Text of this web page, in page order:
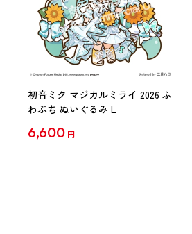
初音ミク マジカルミライ 2026 ふ
わぷち ぬいぐるみ L
6,600 円